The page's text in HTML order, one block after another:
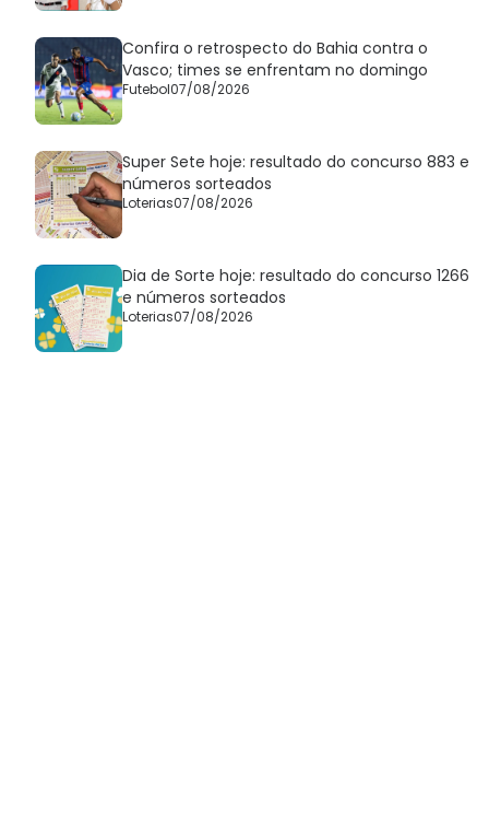
Confira o retrospecto do Bahia contra o
Vasco; times se enfrentam no domingo
Futebol07/08/2026
Super Sete hoje: resultado do concurso 883 e
números sorteados
Loterias07/08/2026
Dia de Sorte hoje: resultado do concurso 1266
e números sorteados
Loterias07/08/2026